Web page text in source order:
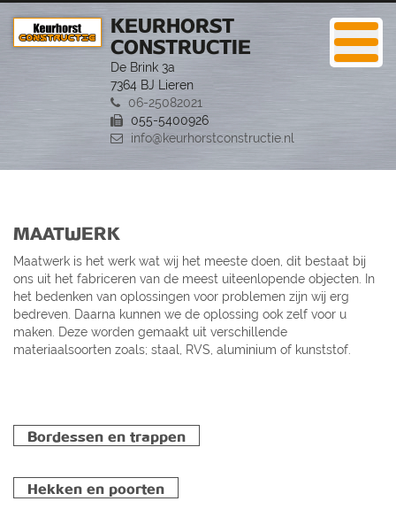
KEURHORST
CONSTRUCTIE
De Brink 3a
7364 BJ Lieren
06-25082021
055-5400926
info@keurhorstconstructie.nl
MAATWERK
Maatwerk is het werk wat wij het meeste doen, dit bestaat bij
ons uit het fabriceren van de meest uiteenlopende objecten. In
het bedenken van oplossingen voor problemen zijn wij erg
bedreven. Daarna kunnen we de oplossing ook zelf voor u
maken. Deze worden gemaakt uit verschillende
materiaalsoorten zoals; staal, RVS, aluminium of kunststof.
Bordessen en trappen
Hekken en poorten